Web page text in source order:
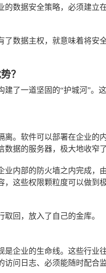
数据安全策略，必须建立
数据主权，就意味着将安
？
了一道坚固的“护城河”。
。软件可以部署在企业的
据的服务器，极大地收窄了
内部的防火墙之内完成，
这些权限颗粒度可以做到
回，放入了自己的金库。
企业的生命线。这些行业
问日志、必须能随时配合